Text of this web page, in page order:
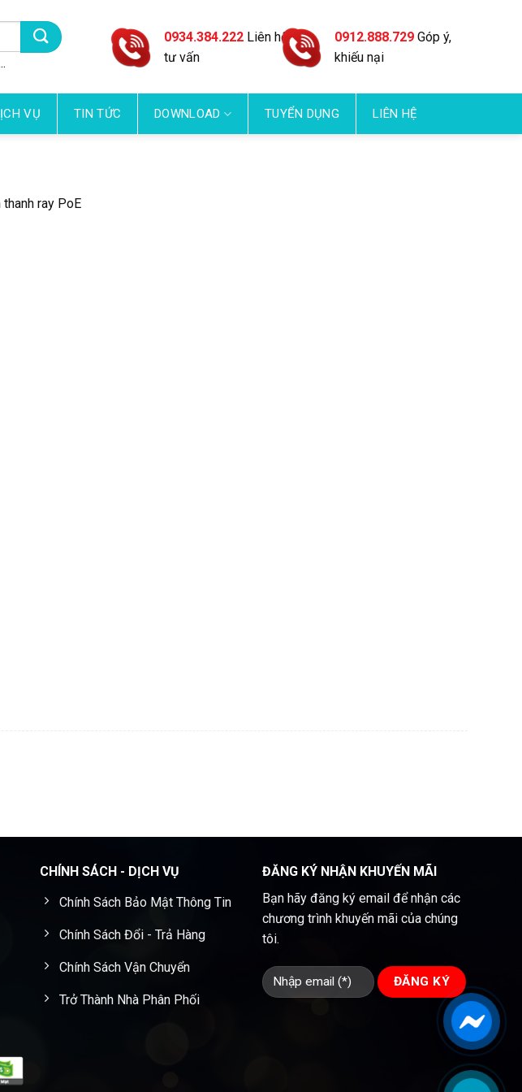
0934.384.222 Liên hệ
tư vấn
0912.888.729 Góp ý,
khiếu nại
VỤ TIN TỨC DOWNLOAD TUYỂN DỤNG LIÊN HỆ
ray PoE
CHÍNH SÁCH - DỊCH VỤ
Chính Sách Bảo Mật Thông Tin
Chính Sách Đổi - Trả Hàng
Chính Sách Vận Chuyển
Trở Thành Nhà Phân Phối
ĐĂNG KÝ NHẬN KHUYẾN MÃI
Bạn hãy đăng ký email để nhận các
chương trình khuyến mãi của chúng
tôi.